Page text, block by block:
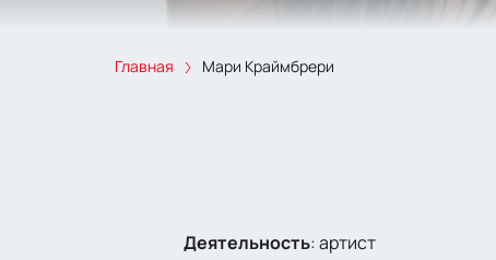
Главная Мари Краймбрери
Деятельность:артист